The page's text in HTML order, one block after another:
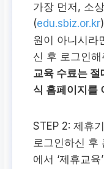
가장 먼저, 소
(edu.sbiz.or.kr
원이 아니시라
신 후 로그인해
교육 수료는
식 홈페이지를
STEP 2: 제휴
로그인하신 후
에서 ‘제휴교